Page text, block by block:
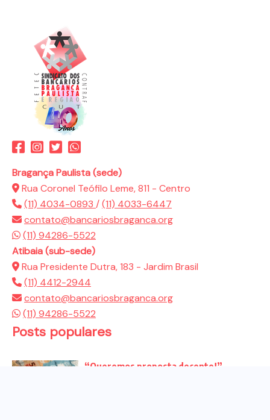
Bragança Paulista (sede)
Rua Coronel Teófilo Leme, 811 - Centro
(11) 4034-0893 /(11) 4033-6447
contato@bancariosbraganca.org
(11) 94286-5522
Atibaia (sub-sede)
Rua Presidente Dutra, 183 - Jardim Brasil
(11) 4412-2944
contato@bancariosbraganca.org
(11) 94286-5522
Posts populares
“Queremos proposta decente!”